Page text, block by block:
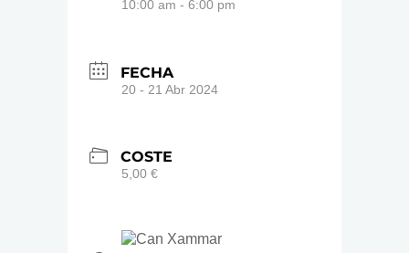
10:00 am - 6:00 pm
FECHA
20 - 21 Abr 2024
COSTE
5,00 €